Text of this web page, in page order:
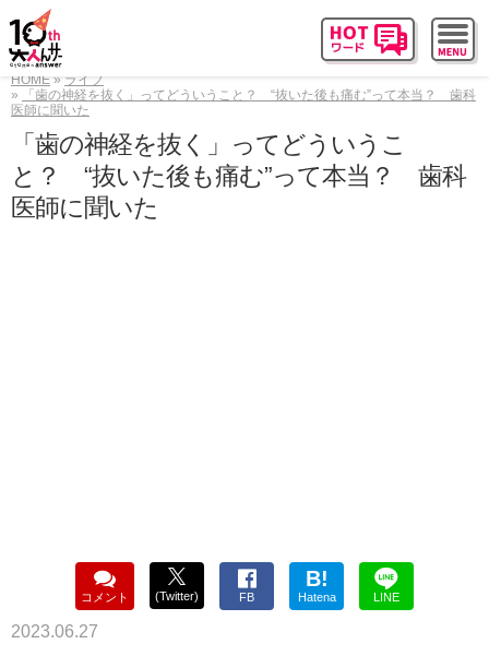
HOME
ライフ
「歯の神経を抜く」ってどういうこと？ “抜いた後も痛む”って本当？ 歯科
医師に聞いた
「歯の神経を抜く」ってどういうこ
と？ “抜いた後も痛む”って本当？ 歯科
医師に聞いた
コメント (Twitter) FB
B!
Hatena LINE
2023.06.27